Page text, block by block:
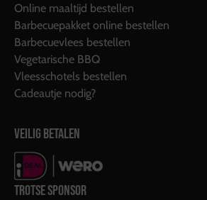
Online maaltijd bestellen
Barbecuepakket online bestellen
Barbecuevlees bestellen
Vegetarische BBQ
Vleesschotels bestellen
Cadeautje nodig?
VEILIG BETALEN
TROTSE SPONSOR